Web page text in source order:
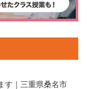
す｜三重県桑名市